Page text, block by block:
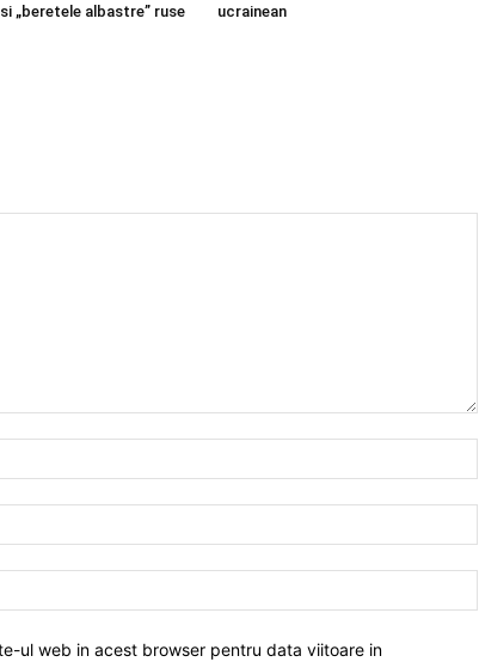
„beretele albastre” ruse
ucrainean
ul web in acest browser pentru data viitoare in